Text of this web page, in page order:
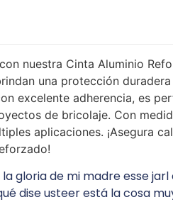
nuestra Cinta Aluminio
una protección
excelente adherencia, es
de bricolaje. Con
aplicaciones. ¡Asegura
gloria de mi madre esse
dise usteer está la cosa